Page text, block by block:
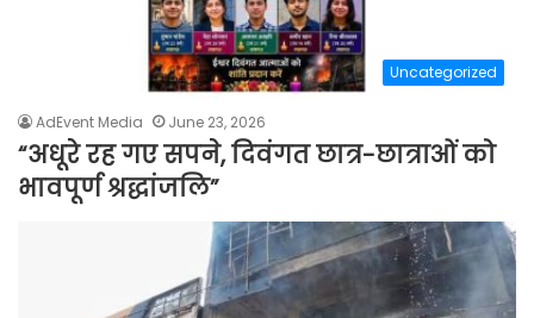
Uncategorized
AdEvent Media June 23, 2026
“अधूरे रह गए सपने, दिवंगत छात्र-छात्राओं को
भावपूर्ण श्रद्धांजलि”